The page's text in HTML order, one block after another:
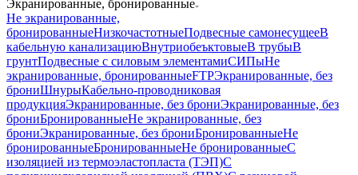
Экранированные, бронированные
Не экранированные,
бронированныеНизкочастотныеПодвесные самонесущееВ
кабельную канализациюВнутриобеъктовыеВ трубыВ
грунтПодвесные с силовым элементамиСИПыНе
экранированные, бронированныеFTPЭкранированные, без
брониШнурыКабельно-проводниковая
продукцияЭкранированные, без брониЭкранированные, без
брониБронированныеНе экранированные, без
брониЭкранированные, без брониБронированныеНе
бронированныеБронированныеНе бронированныеС
изоляцией из термоэластопласта (ТЭП)С